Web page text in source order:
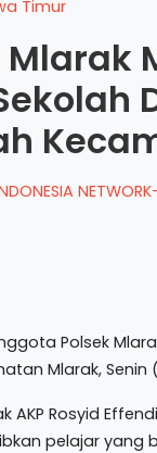
Timur
Mlarak
Polsek
Mlarak,
AKP Rosyid
pelajar yang